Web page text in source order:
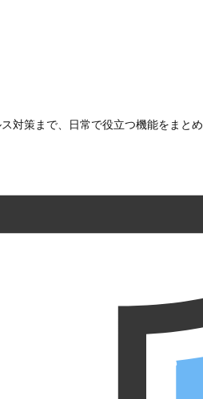
対策まで、日常で役立つ機能をまと